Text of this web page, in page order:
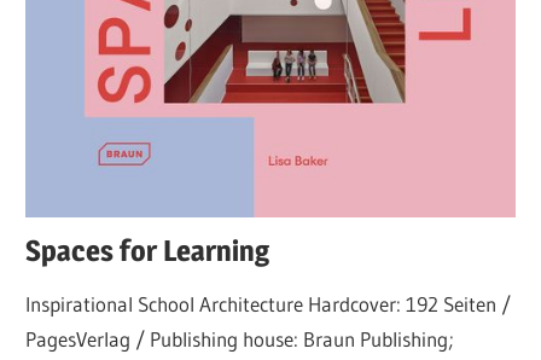
Spaces for Learning
Inspirational School Architecture Hardcover: 192 Seiten /
PagesVerlag / Publishing house: Braun Publishing;